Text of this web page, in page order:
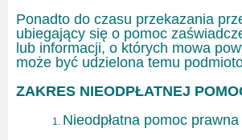
Ponadto do czasu przekazania
ubiegający się o pomoc
lub informacji, o których mowa
może być udzielona temu
ZAKRES NIEODPŁATNEJ
Nieodpłatna pomoc